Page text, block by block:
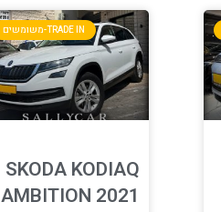
TRADE IN-משומשים
SKODA KODIAQ
AMBITION 2021